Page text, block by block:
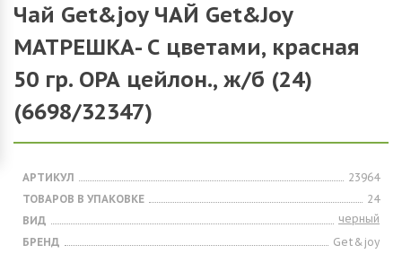
Чай Get&joy ЧАЙ Get&Joy
МАТРЕШКА- С цветами, красная
50 гр. ОРА цейлон., ж/б (24)
(6698/32347)
АРТИКУЛ
23964
ТОВАРОВ В УПАКОВКЕ
24
ВИД
черный
БРЕНД
Get&joy